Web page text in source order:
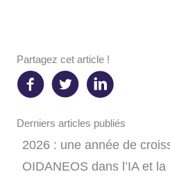
Partagez cet article !
Derniers articles publiés
2026 : une année de
OIDANEOS dans l’IA et